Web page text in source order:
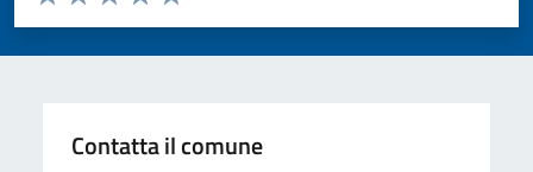
Valuta 5 stelle su 5
Valuta 4 stelle su 5
Valuta 3 stelle su 5
Valuta 2 stelle su 5
Valuta 1 stelle su 5
Contatta il comune